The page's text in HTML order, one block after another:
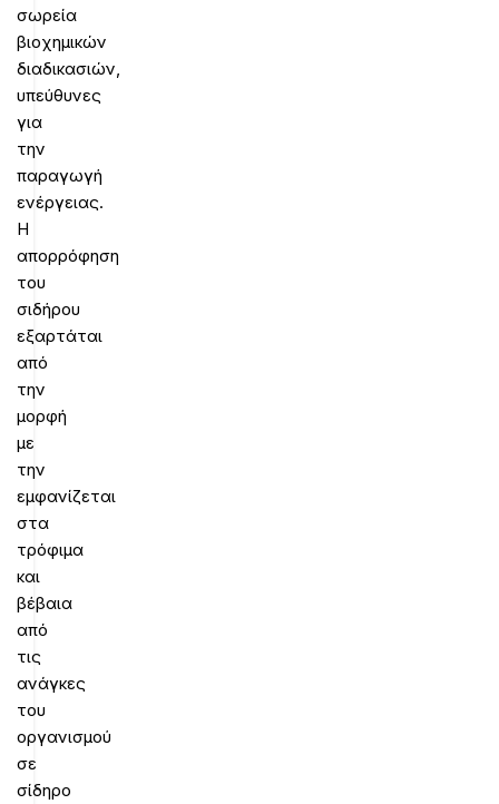
σωρεία
βιοχημικών
διαδικασιών,
υπεύθυνες
για
την
παραγωγή
ενέργειας.
Η
απορρόφηση
του
σιδήρου
εξαρτάται
από
την
μορφή
με
την
εμφανίζεται
στα
τρόφιμα
και
βέβαια
από
τις
ανάγκες
του
οργανισμού
σε
σίδηρο